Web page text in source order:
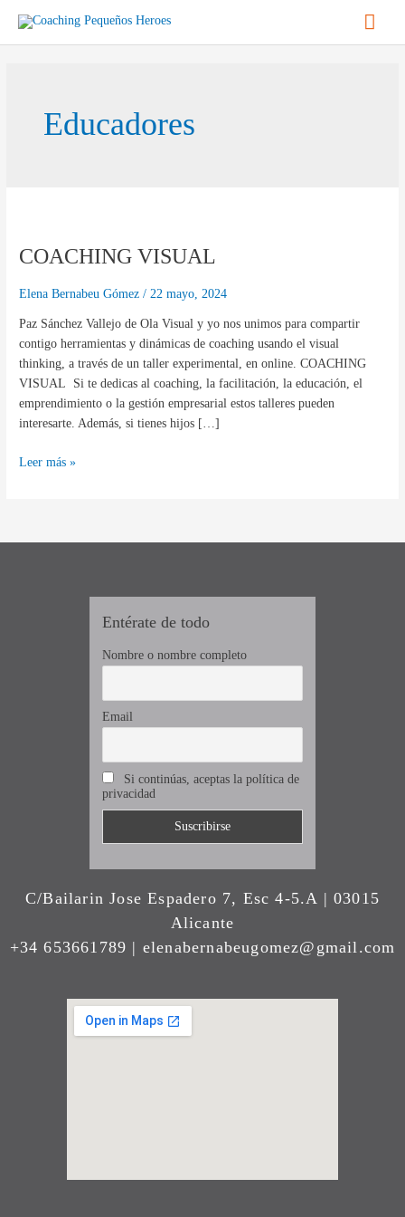
contenido
Educadores
COACHING VISUAL
Elena Bernabeu Gómez/ 22 mayo, 2024
Paz Sánchez Vallejo de Ola Visual y yo nos unimos para compartir
contigo herramientas y dinámicas de coaching usando el visual
thinking, a través de un taller experimental, en online. COACHING
VISUAL Si te dedicas al coaching, la facilitación, la educación, el
emprendimiento o la gestión empresarial estos talleres pueden
interesarte. Además, si tienes hijos […]
Leer más »
Entérate de todo
Nombre o nombre completo
Email
Si continúas, aceptas la política de
privacidad
C/Bailarin Jose Espadero 7, Esc 4-5.A | 03015
Alicante
+34 653661789 | elenabernabeugomez@gmail.com